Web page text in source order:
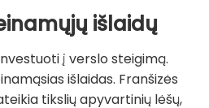
išlaidų
į verslo steigimą.
išlaidas. Franšizės
tikslių apyvartinių lėšų,